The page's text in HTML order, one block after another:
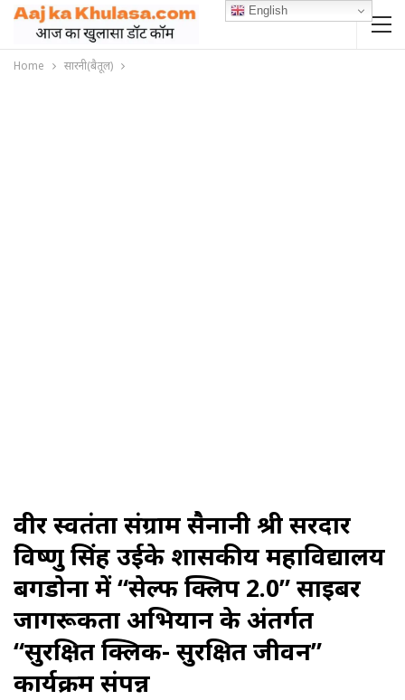
Home सारनी(बैतूल)
वीर स्वतंत्रता संग्राम सैनानी श्री सरदार
विष्णु सिंह उईके शासकीय महाविद्यालय
बगडोना में “सेल्फ क्लिप 2.0” साइबर
जागरूकता अभियान के अंतर्गत
“सुरक्षित क्लिक- सुरक्षित जीवन”
कार्यक्रम संपन्न
English